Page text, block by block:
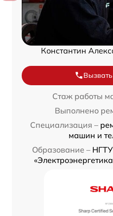
Константин
Стаж работы
Выполнено
Специализация –
машин и
Образование –